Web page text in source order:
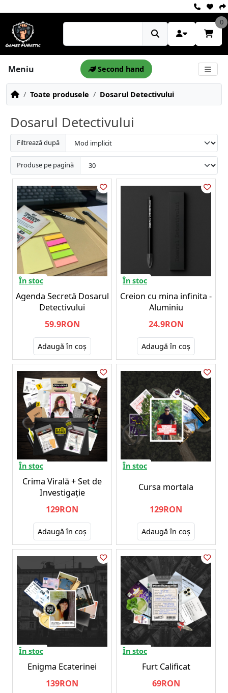
0
Meniu Second hand
Toate produsele Dosarul Detectivului
Dosarul Detectivului
Filtrează după
Produse pe pagină
În stoc
Agenda Secretă Dosarul
Detectivului
59.9RON
Adaugă în coş
În stoc
Creion cu mina infinita -
Aluminiu
24.9RON
Adaugă în coş
În stoc
Crima Virală + Set de
Investigație
129RON
Adaugă în coş
În stoc
Cursa mortala
129RON
Adaugă în coş
În stoc
Enigma Ecaterinei
139RON
În stoc
Furt Calificat
69RON